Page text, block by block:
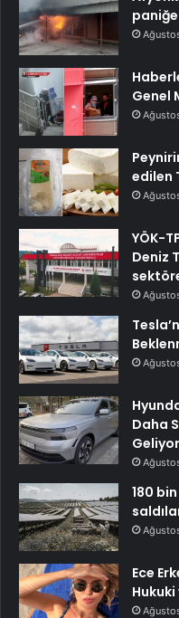
Genel
edilen
YÖK-
Deniz
Daha
Geliyor
180
Ece